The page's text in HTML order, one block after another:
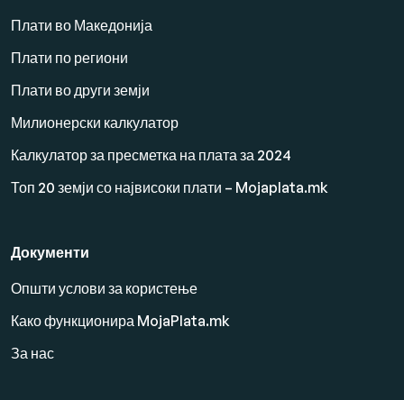
Плати во Македонија
Плати по региони
Плати во други земји
Милионерски калкулатор
Калкулатор за пресметка на плата за 2024
Топ 20 земји со највисоки плати – Mojaplata.mk
Документи
Општи услови за користење
Како функционира MojaPlata.mk
За нас